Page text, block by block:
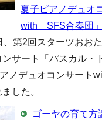
夏子ピアノデュオ
with SFS合奏団」
、第2回スターツおお
サート「パスカル・
ノデュオコンサート
した。
ゴーヤの育て方